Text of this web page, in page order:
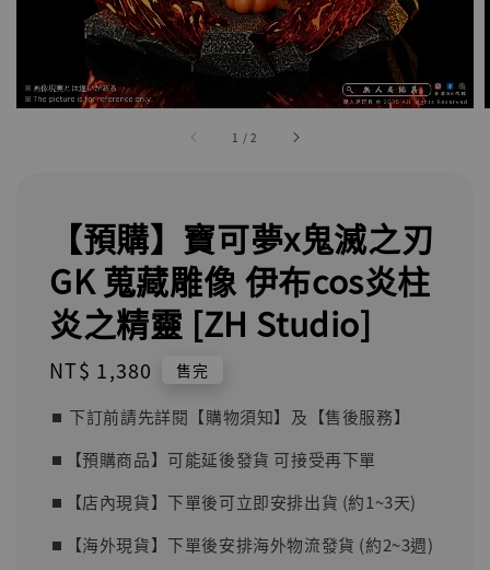
1 /2
【預購】寶可夢x鬼滅之刃
GK 蒐藏雕像 伊布cos炎柱
炎之精靈 [ZH Studio]
Regular
NT$ 1,380 售完
⏹︎ 下訂前請先詳閱【購物須知】及【售後服務】
⏹︎【預購商品】可能延後發貨 可接受再下單
⏹︎【店內現貨】下單後可立即安排出貨 (約1~3天)
⏹︎【海外現貨】下單後安排海外物流發貨 (約2~3週)